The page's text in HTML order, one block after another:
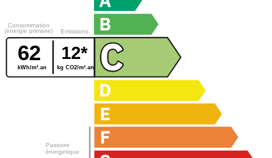
Passoire
énergetique
Emissions
Consommation
(énergie primaire)
62 12*
kg CO2/m².an
kWh/m².an